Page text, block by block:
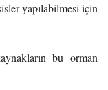
yapılabilmesi için
bu orman